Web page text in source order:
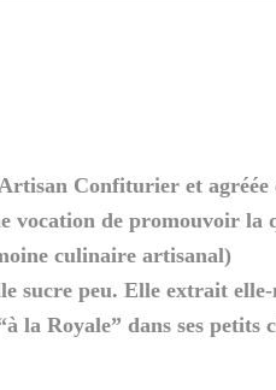
Confiturier et agréée
vocation de promouvoir la
culinaire artisanal)
sucre peu. Elle extrait elle-
la Royale” dans ses petits